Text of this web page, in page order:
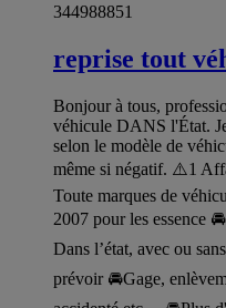
344988851
reprise tout
Bonjour à tous,
véhicule DANS l'État.
selon le modèle de
même si négatif. ⚠️1
Toute marques de
2007 pour les essence
Dans l’état, avec ou
prévoir 🚘Gage,